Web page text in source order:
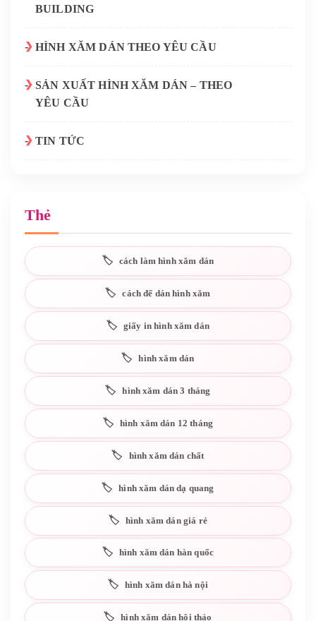
BUILDING
HÌNH XĂM DÁN THEO YÊU CẦU
SẢN XUẤT HÌNH XĂM DÁN – THEO
YÊU CẦU
TIN TỨC
Thẻ
cách làm hình xăm dán
cách để dán hình xăm
giấy in hình xăm dán
hình xăm dán
hình xăm dán 3 tháng
hình xăm dán 12 tháng
hình xăm dán chất
hình xăm dán dạ quang
hình xăm dán giá rẻ
hình xăm dán hàn quốc
hình xăm dán hà nội
hình xăm dán hội thảo